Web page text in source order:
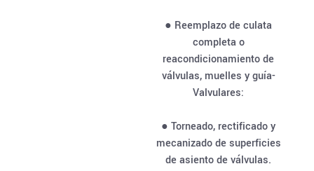
● Reemplazo de culata
completa o
reacondicionamiento de
válvulas, muelles y guía-
Valvulares:
● Torneado, rectificado y
mecanizado de superficies
de asiento de válvulas.